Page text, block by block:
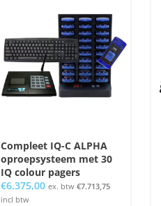
Compleet IQ-C ALPHA
oproepsysteem met 30
IQ colour pagers
€6.375,00 ex. btw €7.713,75
incl btw